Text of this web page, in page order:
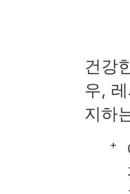
건강
우,
지하